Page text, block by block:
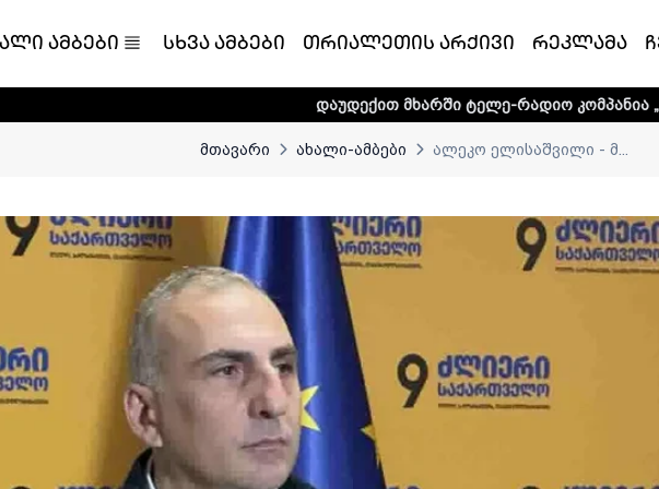
ამბები სხვა ამბები თრიალეთის არქივი რეკლამა
დაუდექით მხარში ტელე-რადიო კომპანია „თრიალეთს! -
მთავარი ახალი-ამბები ალეკო ელისაშვილი - მ...